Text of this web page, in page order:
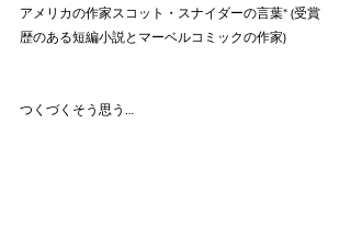
アメリカの作家スコット・スナイダーの言葉* (受賞
歴のある短編小説とマーベルコミックの作家)
つくづくそう思う…